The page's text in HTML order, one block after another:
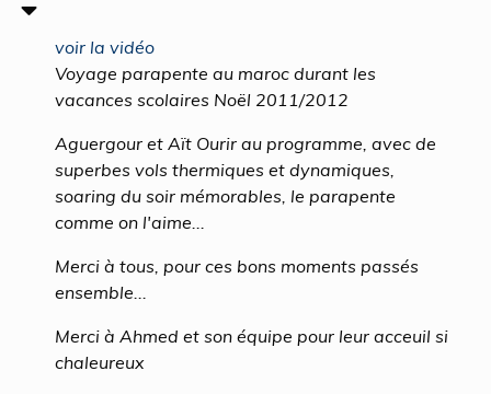
voir la vidéo
Voyage parapente au maroc durant les
vacances scolaires Noël 2011/2012
Aguergour et Aït Ourir au programme, avec de
superbes vols thermiques et dynamiques,
soaring du soir mémorables, le parapente
comme on l'aime...
Merci à tous, pour ces bons moments passés
ensemble...
Merci à Ahmed et son équipe pour leur acceuil si
chaleureux